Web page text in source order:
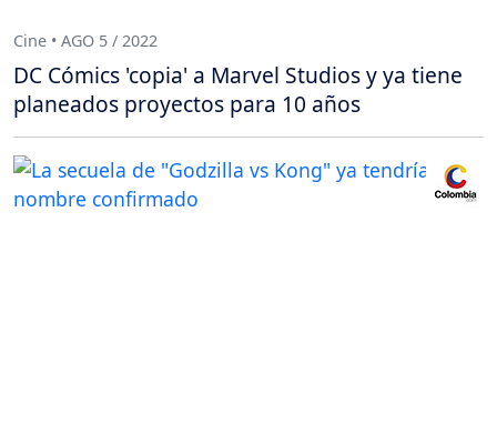
Cine • AGO 5 / 2022
DC Cómics 'copia' a Marvel Studios y ya tiene
planeados proyectos para 10 años